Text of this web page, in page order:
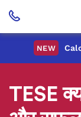
NEW
TESE